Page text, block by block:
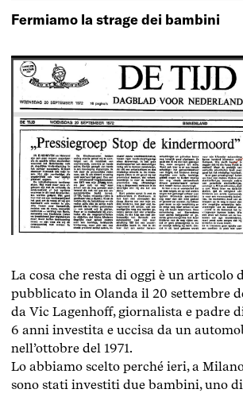
Fermiamo la strage dei bambini
La cosa che resta di oggi è un articolo
pubblicato in Olanda il 20 settembre
da Vic Lagenhoff, giornalista e padre
6 anni investita e uccisa da un
nell’ottobre del 1971.
Lo abbiamo scelto perché ieri, a
sono stati investiti due bambini, uno di